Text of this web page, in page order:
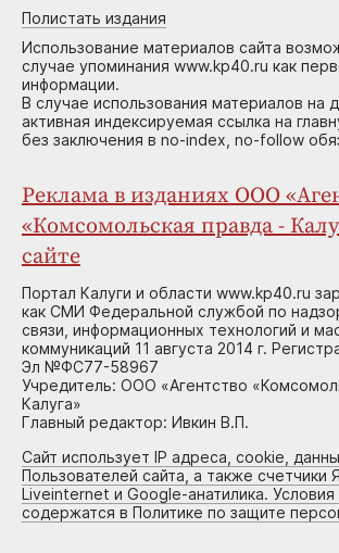
Полистать издания
Использование материалов сайта
случае упоминания www.kp40.ru как
информации.
В случае использования материалов на
активная индексируемая ссылка на
без заключения в no-index, no-follow
Реклама в изданиях ООО
«Комсомольская правда -
сайте
Портал Калуги и области www.kp40.ru
как СМИ Федеральной службой по
связи, информационных технологий и
коммуникаций 11 августа 2014 г.
Эл №ФС77-58967
Учредитель: ООО «Агентство
Калуга»
Главный редактор: Ивкин В.П.
Сайт использует IP адреса, cookie,
Пользователей сайта, а также счетчики
Liveinternet и Google-анатилика. Условия
содержатся в Политике по защите